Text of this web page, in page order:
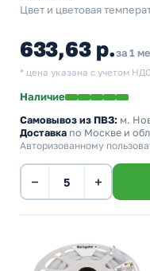
Цвет и цветовая
633,63 р.за 1
* цена указана с учетом
Наличие
Самовывоз из ПВЗ: м.
Доставка по Москве и
Авторизованному
− +